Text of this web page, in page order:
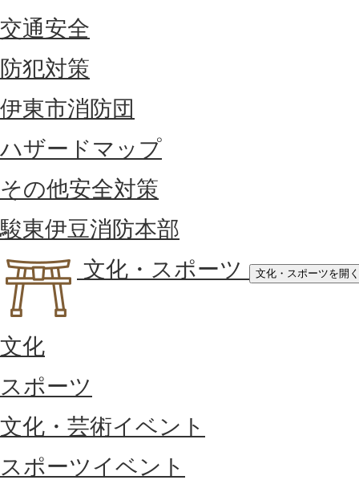
交通安全
防犯対策
伊東市消防団
ハザードマップ
その他安全対策
駿東伊豆消防本部
文化・スポーツ
文化・スポーツを開く
文化
スポーツ
文化・芸術イベント
スポーツイベント